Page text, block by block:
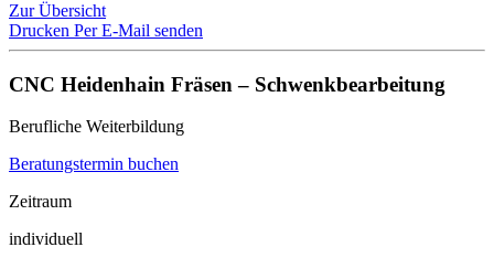
Zur Übersicht
Drucken Per E-Mail senden
CNC Heidenhain Fräsen – Schwenkbearbeitung
Berufliche Weiterbildung
Beratungstermin buchen
Zeitraum
individuell